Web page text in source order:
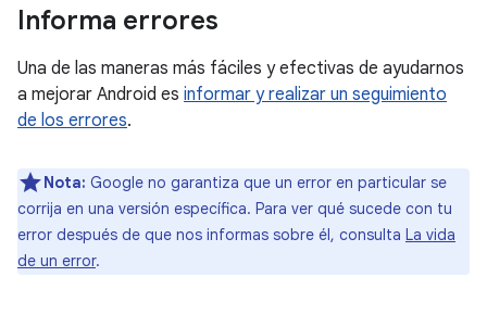
Informa errores
Una de las maneras más fáciles y efectivas de ayudarnos
a mejorar Android es informar y realizar un seguimiento
de los errores.
Nota: Google no garantiza que un error en particular se
corrija en una versión específica. Para ver qué sucede con tu
error después de que nos informas sobre él, consulta La vida
de un error.